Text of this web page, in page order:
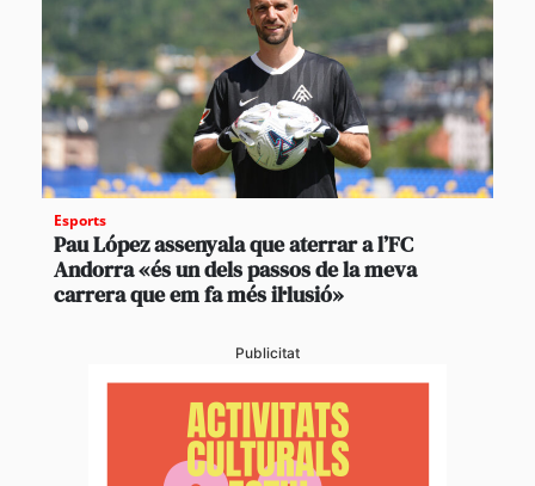
Esports
Pau López assenyala que aterrar a l’FC
Andorra «és un dels passos de la meva
carrera que em fa més il·lusió»
Publicitat